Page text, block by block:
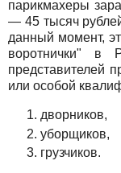
парикмахеры
— 45 тысяч
данный момент,
воротнички" в
представителей
или особой
дворников,
уборщиков,
грузчиков.